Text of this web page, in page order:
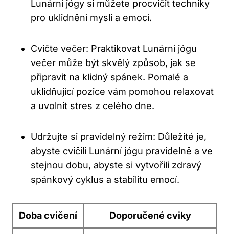
Lunární jógy si ‌můžete procvičit techniky⁣
pro⁢ uklidnění mysli a emocí.
Cvičte večer: ⁤Praktikovat‍ Lunární jógu
večer může být ‍skvělý způsob, jak se
připravit na klidný ​spánek. Pomalé a⁣
uklidňující pozice vám pomohou⁤ relaxovat
a uvolnit stres‍ z celého ‌dne.
Udržujte ‌si pravidelný režim: Důležité je,
abyste cvičili ⁣Lunární jógu pravidelně a ve
stejnou dobu, abyste si vytvořili zdravý
⁤spánkový cyklus a stabilitu emocí.
Doba cvičení Doporučené cviky